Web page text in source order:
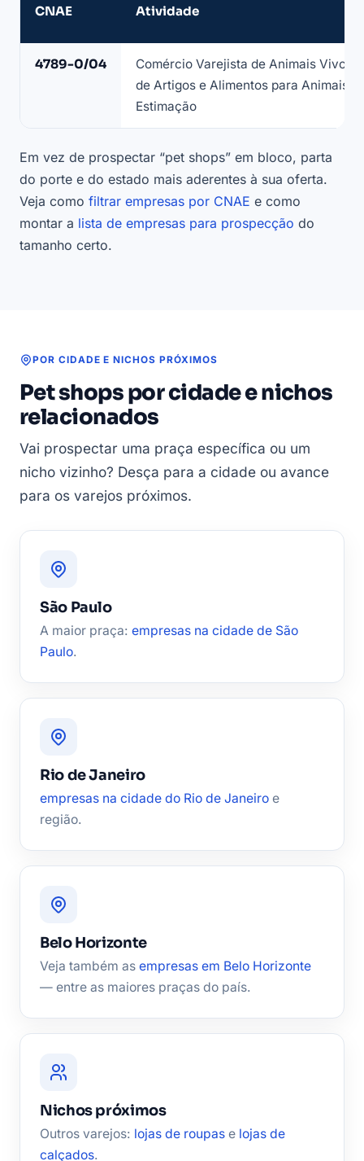
que
de
pet
shops
—
base
CNAE Atividade
4789-0/04
Comércio Varejista de Animais Vivos e
de Artigos e Alimentos para Animais
Estimação
Em vez de prospectar “pet shops” em bloco, parta
do porte e do estado mais aderentes à sua oferta.
Veja como filtrar empresas por CNAE e como
montar a lista de empresas para prospecção do
tamanho certo.
POR CIDADE E NICHOS PRÓXIMOS
Pet shops por cidade e nichos
relacionados
Vai prospectar uma praça específica ou um
nicho vizinho? Desça para a cidade ou avance
para os varejos próximos.
São Paulo
A maior praça: empresas na cidade de São
Paulo.
Rio de Janeiro
empresas na cidade do Rio de Janeiro e
região.
Belo Horizonte
Veja também as empresas em Belo Horizonte
— entre as maiores praças do país.
Nichos próximos
Outros varejos: lojas de roupas e lojas de
calçados.